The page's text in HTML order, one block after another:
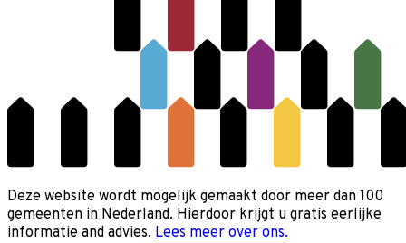
Deze website wordt mogelijk gemaakt door meer dan 100
gemeenten in Nederland. Hierdoor krijgt u gratis eerlijke
informatie and advies. Lees meer over ons.